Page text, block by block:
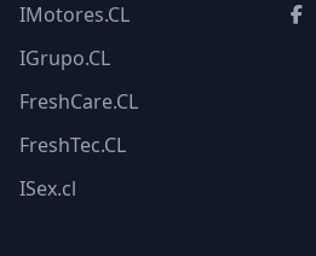
IMotores.CL
IGrupo.CL
FreshCare.CL
FreshTec.CL
ISex.cl